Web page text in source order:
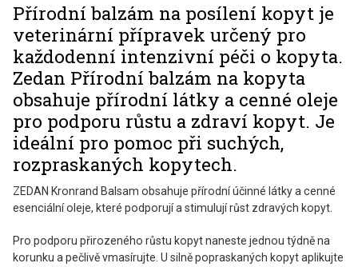
Přírodní balzám na posílení kopyt je
veterinární přípravek určený pro
každodenní intenzivní péči o kopyta.
Zedan Přírodní balzám na kopyta
obsahuje přírodní látky a cenné oleje
pro podporu růstu a zdraví kopyt. Je
ideální pro pomoc při suchých,
rozpraskaných kopytech.
ZEDAN Kronrand Balsam obsahuje přírodní účinné látky a cenné
esenciální oleje, které podporují a stimulují růst zdravých kopyt.
Pro podporu přirozeného růstu kopyt naneste jednou týdně na
korunku a pečlivě vmasírujte. U silně popraskaných kopyt aplikujte